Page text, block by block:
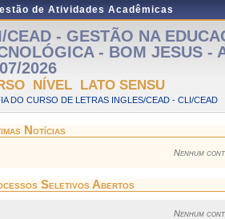
de Atividades Acadêmicas
CEAD - GESTÃO NA
- BOM JESUS -
2026
NÍVEL LATO SENSU
DO CURSO DE LETRAS INGLES/CEAD - CLI/CEAD
Notícias
Nenhum
Seletivos Abertos
Nenhum